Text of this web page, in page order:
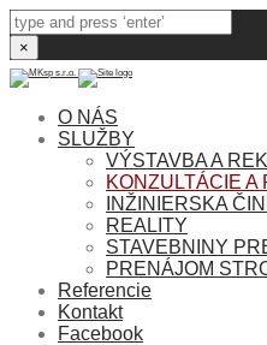
×
O NÁS
SLUŽBY
VÝSTAVBA A
KONZULTÁCIE
INŽINIERSKA
REALITY
STAVEBNINY
PRENÁJOM
Referencie
Kontakt
Facebook